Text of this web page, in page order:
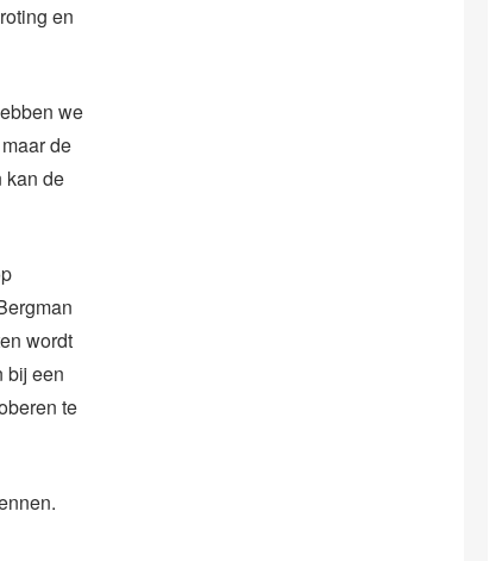
en
we
de
kan de
wordt
bij een
te